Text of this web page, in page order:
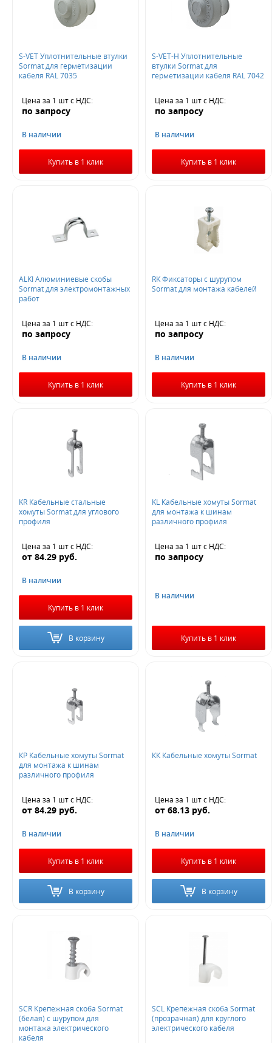
S-VET Уплотнительные втулки
Sormat для герметизации
кабеля RAL 7035
Цена за 1 штс НДС:
по запросу
В наличии
Купить в 1 клик
S-VET-Н Уплотнительные
втулки Sormat для
герметизации кабеля RAL 7042
Цена за 1 штс НДС:
по запросу
В наличии
Купить в 1 клик
ALKI Алюминиевые скобы
Sormat для электромонтажных
работ
Цена за 1 штс НДС:
по запросу
В наличии
Купить в 1 клик
RK Фиксаторы с шурупом
Sormat для монтажа кабелей
Цена за 1 штс НДС:
по запросу
В наличии
Купить в 1 клик
KR Кабельные стальные
хомуты Sormat для углового
профиля
Цена за 1 штс НДС:
от 84.29 руб.
В наличии
Купить в 1 клик
В корзину
KL Кабельные хомуты Sormat
для монтажа к шинам
различного профиля
Цена за 1 штс НДС:
по запросу
В наличии
Купить в 1 клик
КР Кабельные хомуты Sormat
для монтажа к шинам
различного профиля
Цена за 1 штс НДС:
от 84.29 руб.
В наличии
Купить в 1 клик
В корзину
КК Кабельные хомуты Sormat
Цена за 1 штс НДС:
от 68.13 руб.
В наличии
Купить в 1 клик
В корзину
SCR Крепежная скоба Sormat
(белая) с шурупом для
монтажа электрического
кабеля
SCL Крепежная скоба Sormat
(прозрачная) для круглого
электрического кабеля